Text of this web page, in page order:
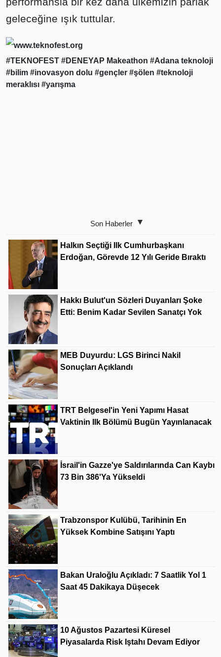
geleceğine ışık tuttular.
www.teknofest.org
#TEKNOFEST #DENEYAP Makeathon #Adana teknoloji
#bilim #inovasyon dolu #gençler #şölen #teknoloji
meraklısı #yarışma
Son Haberler
Halkın Seçtiği Ilk Cumhurbaşkanı
Erdoğan, Görevde 12 Yılı Geride Bıraktı
Hakkı Bulut'un Sözleri Duyanları Şoke
Etti: Benim Kadar Sevilen Sanatçı Yok
MEB Duyurdu: LGS Birinci Nakil
Sonuçları Açıklandı
TRT Belgesel'in Yeni Yapımı Hasat
Vaktinin Ilk Bölümü Bugün Yayınlanacak
İsrail'in Gazze'ye Saldırılarında Can Kaybı
73 Bin 386'ya Yükseldi
Trabzonspor Kulübü, Tarihinin En
Yüksek Kombine Satışını Yaptı
Bakan Uraloğlu Açıkladı: 7 Saatlik Yol 1
Saat 45 Dakikaya Düşecek
10 Ağustos Pazartesi Küresel
Piyasalarda Risk Iştahı Devam Ediyor